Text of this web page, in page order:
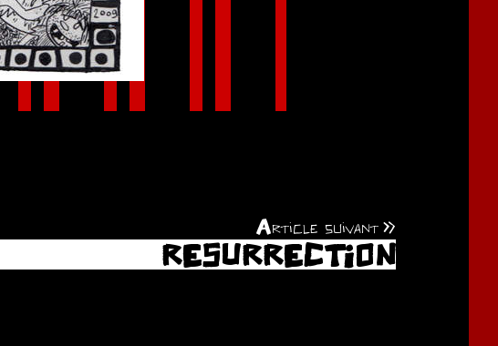
Article suivant
RESURRECTION